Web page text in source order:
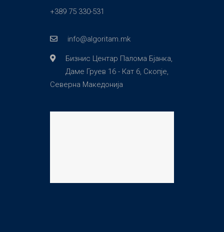
+389 75 330-531
info@algoritam.mk
Бизнис Центар Палома Бјанка,
Даме Груев 16 - Кат 6, Скопје,
Северна Македонија